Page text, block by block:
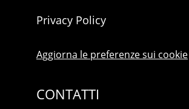
Privacy Policy
Aggiorna le preferenze sui cookie
CONTATTI